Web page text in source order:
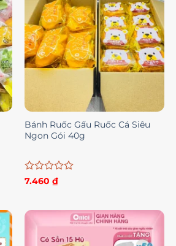
Bánh Ruốc Gấu Ruốc Cá Siêu
Ngon Gói 40g
Được
0
7.460 ₫